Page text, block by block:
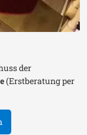
der
(Erstberatung per